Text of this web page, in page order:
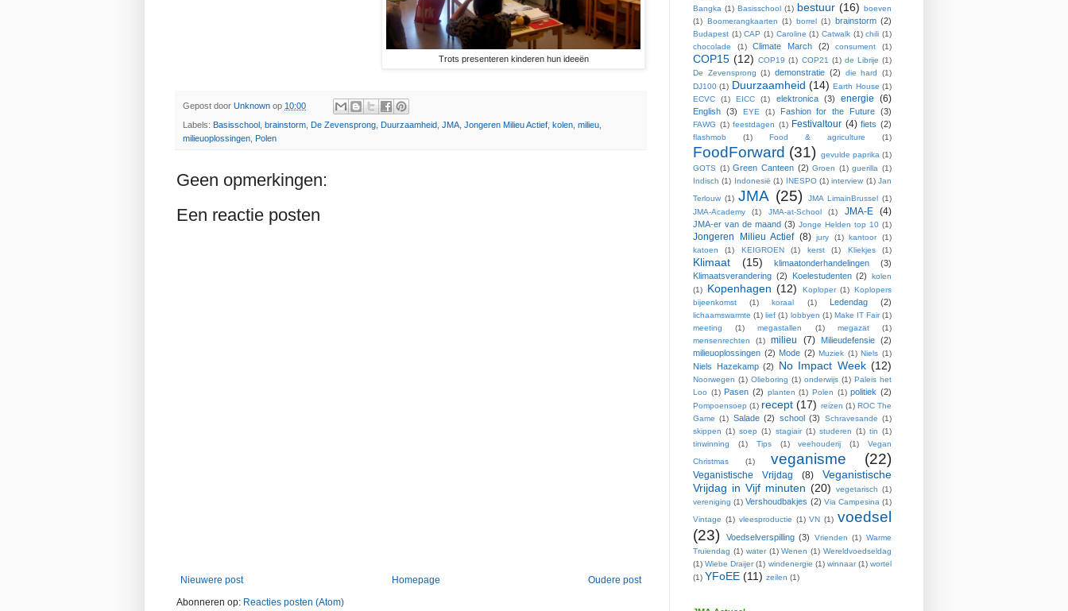
Trots presenteren kinderen hun ideeën
Gepost door Unknown op 10:00
Labels: Basisschool , brainstorm, De Zevensprong, Duurzaamheid, JMA, Jongeren Milieu Actief, kolen, milieu,
milieuoplossingen, Polen
Geen opmerkingen:
Een reactie posten
Nieuwere post Oudere post
Homepage
Abonneren op: Reacties posten (Atom)
Bangka (1) Basisschool (1) bestuur (16) boeven
(1) Boomerangkaarten (1) borrel (1) brainstorm (2)
Budapest (1) CAP (1) Caroline (1) Catwalk (1) chili (1)
chocolade
(1) Climate March (2) consument (1)
COP15 (12) COP19 (1) COP21 (1) de Librije (1)
De Zevensprong (1) demonstratie (2) die hard
(1)
DJ100 (1) Duurzaamheid (14) Earth House (1)
ECVC
(1) EICC (1) elektronica (3) energie (6)
English (3) EYE (1) Fashion for the Future (3)
FAWG (1) feestdagen (1) Festivaltour (4) fiets (2)
flashmob (1) Food & agriculture (1)
FoodForward (31) gevulde paprika (1)
GOTS (1) Green Canteen (2) Groen (1) guerilla (1)
Indisch (1) Indonesië (1) INESPO (1) interview (1) Jan
Terlouw (1) JMA (25) JMA LimainBrussel (1)
JMA-Academy
(1) JMA-at-School (1) JMA-E (4)
JMA-er van de maand (3) Jonge Helden top 10 (1)
Jongeren Milieu Actief (8) jury (1) kantoor (1)
katoen
(1) KEIGROEN (1) kerst (1) Kliekjes (1)
Klimaat (15) klimaatonderhandelingen
(3)
Klimaatsverandering (2) Koelestudenten (2)
kolen
(1)
Kopenhagen (12) Koploper (1) Koplopers
bijeenkomst
(1) koraal (1) Ledendag (2)
lichaamswarmte (1) lief (1) lobbyen (1) Make IT Fair (1)
meeting
(1) megastallen (1) megazat
(1)
mensenrechten
(1) milieu (7) Milieudefensie
(2)
milieuoplossingen (2) Mode (2) Muziek (1) Niels (1)
Niels Hazekamp (2) No Impact Week (12)
Noorwegen (1) Olieboring (1) onderwijs (1) Paleis het
Loo (1) Pasen (2) planten (1) Polen (1) politiek (2)
Pompoensoep (1) recept (17) reizen (1) ROC The
Game (1) Salade (2) school (3) Schravesande (1)
skippen (1) soep (1) stagiair (1) studeren (1) tin (1)
tinwinning
(1) Tips (1) veehouderij (1)
Vegan
Christmas
(1) veganisme (22)
Veganistische Vrijdag (8)
Veganistische
Vrijdag in Vijf minuten (20) vegetarisch (1)
vereniging (1) Vershoudbakjes (2) Via Campesina (1)
Vintage (1) vleesproductie (1) VN (1) voedsel
(23)
Voedselverspilling (3) Vrienden (1) Warme
Truiendag (1) water (1) Wenen (1) Wereldvoedseldag
(1) Wiebe Draijer (1) windenergie (1) winnaar (1) wortel
(1) YFoEE (11) zeilen (1)